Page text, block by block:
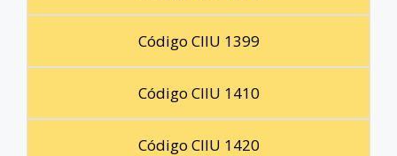
Código CIIU 1399
Código CIIU 1410
Código CIIU 1420